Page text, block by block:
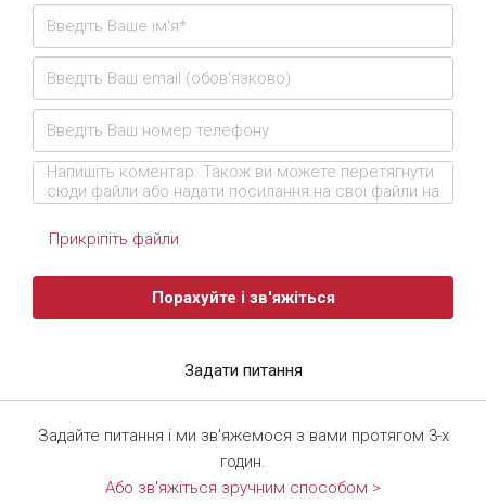
Прикріпіть файли
Порахуйте і зв'яжіться
Задати питання
Задайте питання і ми зв'яжемося з вами протягом 3-х
годин.
Або зв'яжіться зручним способом >